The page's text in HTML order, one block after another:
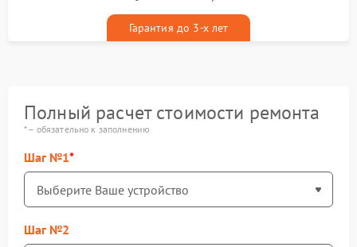
гарантийным талоном бесплатно
Гарантия до 3-х лет
Полный расчет стоимости ремонта
* – обязательно к заполнению
Шаг №1
Шаг №2